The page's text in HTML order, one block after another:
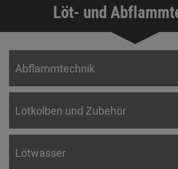
Löt- und
Abflammtechnik
Lötkolben und Zubehör
Lötwasser